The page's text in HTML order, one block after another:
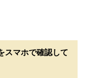
スマホで確認して